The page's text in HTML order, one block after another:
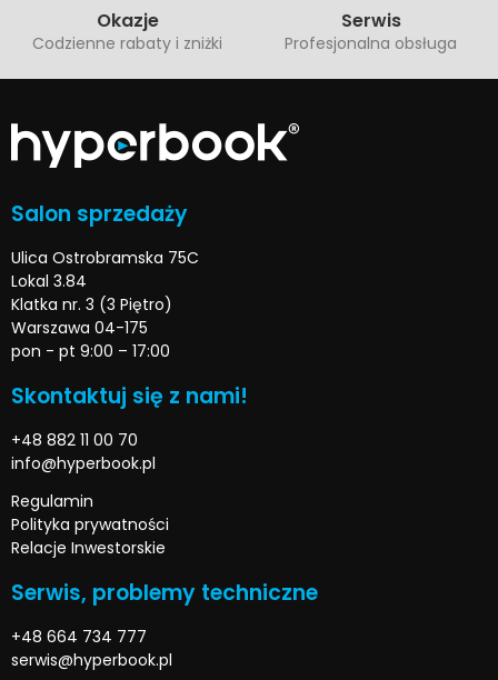
Okazje
Codzienne rabaty i zniżki
Serwis
Profesjonalna obsługa
Salon sprzedaży
Ulica Ostrobramska 75C
Lokal 3.84
Klatka nr. 3 (3 Piętro)
Warszawa 04-175
pon - pt 9:00 – 17:00
Skontaktuj się z nami!
+48 882 11 00 70
info@hyperbook.pl
Regulamin
Polityka prywatności
Relacje Inwestorskie
Serwis, problemy techniczne
+48 664 734 777
serwis@hyperbook.pl